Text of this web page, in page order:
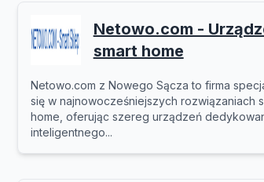
Netowo.com -
smart home
Netowo.com z Nowego Sącza to firma
się w najnowocześniejszych rozwiązaniach
home, oferując szereg urządzeń
inteligentnego...